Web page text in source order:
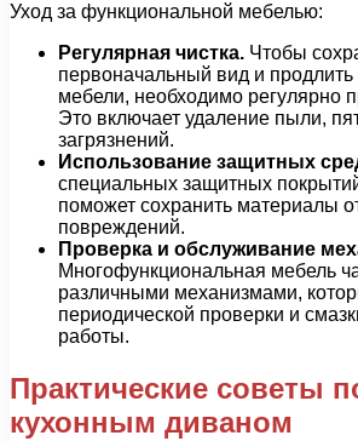
Уход за функциональной мебелью:
Регулярная чистка. Чтобы
первоначальный вид и
мебели, необходимо регулярно
Это включает удаление пыли,
загрязнений.
Использование защитных
специальных защитных
поможет сохранить материалы
повреждений.
Проверка и обслуживание
Многофункциональная мебель
различными механизмами,
периодической проверки и
работы.
Практические советы
кухонным диваном